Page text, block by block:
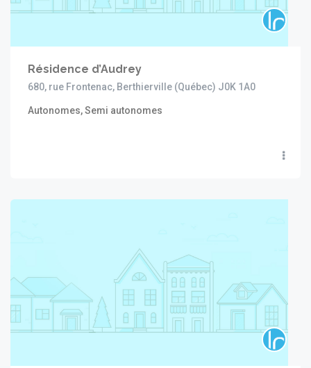
Résidence d’Audrey
680, rue Frontenac, Berthierville (Québec) J0K 1A0
Autonomes, Semi autonomes